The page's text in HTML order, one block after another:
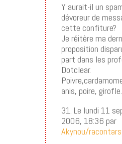
Y aurait-il un
dévoreur de
cette confiture?
Je réitère ma
proposition
part dans les
Dotclear.
anis, poire, girofle.
31. Le lundi 11
2006, 18:36 par
Akynou/racontars